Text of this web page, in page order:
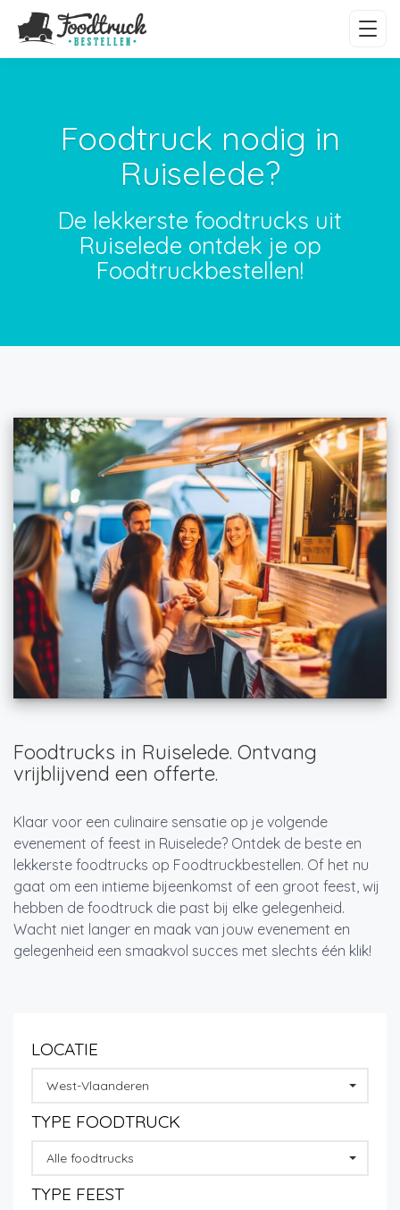
Foodtruck nodig in
Ruiselede?
De lekkerste foodtrucks uit
Ruiselede ontdek je op
Foodtruckbestellen!
Foodtrucks in Ruiselede. Ontvang
vrijblijvend een offerte.
Klaar voor een culinaire sensatie op je volgende
evenement of feest in Ruiselede? Ontdek de beste en
lekkerste foodtrucks op Foodtruckbestellen. Of het nu
gaat om een intieme bijeenkomst of een groot feest, wij
hebben de foodtruck die past bij elke gelegenheid.
Wacht niet langer en maak van jouw evenement en
gelegenheid een smaakvol succes met slechts één klik!
LOCATIE
West-Vlaanderen
TYPE FOODTRUCK
Alle foodtrucks
TYPE FEEST